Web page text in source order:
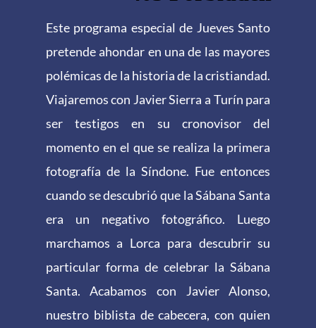
Este programa especial de Jueves Santo
pretende ahondar en una de las mayores
polémicas de la historia de la cristiandad.
Viajaremos con Javier Sierra a Turín para
ser testigos en su cronovisor del
momento en el que se realiza la primera
fotografía de la Síndone. Fue entonces
cuando se descubrió que la Sábana Santa
era un negativo fotográfico. Luego
marchamos a Lorca para descubrir su
particular forma de celebrar la Sábana
Santa. Acabamos con Javier Alonso,
nuestro biblista de cabecera, con quien